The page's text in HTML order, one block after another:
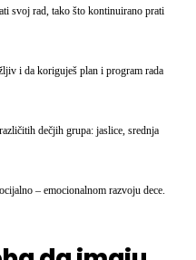
svoj rad, tako što kontinuirano prati
i da koriguješ plan i program rada
dečjih grupa: jaslice, srednja
– emocionalnom razvoju dece.